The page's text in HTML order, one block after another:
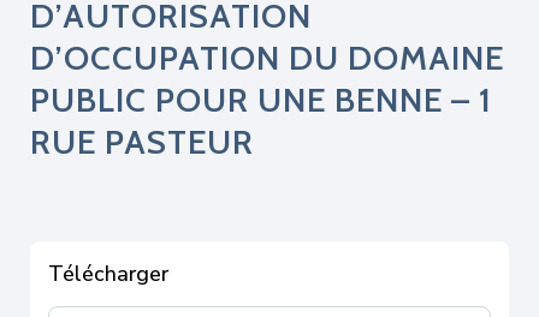
D’AUTORISATION
D’OCCUPATION DU DOMAINE
PUBLIC POUR UNE BENNE – 1
RUE PASTEUR
Télécharger